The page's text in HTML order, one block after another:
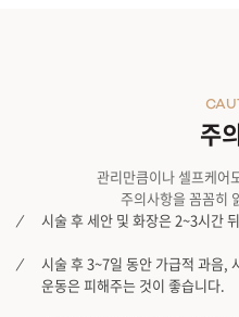
주
관리만큼이나 셀프케어
주의사항을 꼼꼼히
시술 후 세안 및 화장은 2~3시간
시술 후 3~7일 동안 가급적 과음,
운동은 피해주는 것이 좋습니다.